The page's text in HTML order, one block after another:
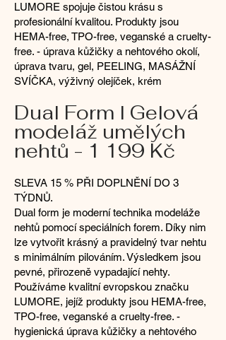
LUMORE spojuje čistou krásu s
profesionální kvalitou. Produkty jsou
HEMA-free, TPO-free, veganské a cruelty-
free. - úprava kůžičky a nehtového okolí,
úprava tvaru, gel, PEELING, MASÁŽNÍ
SVÍČKA, výživný olejíček, krém
Dual Form l Gelová
modeláž umělých
nehtů - 1 199 Kč
SLEVA 15 % PŘI DOPLNĚNÍ DO 3
TÝDNŮ.
Dual form je moderní technika modeláže
nehtů pomocí speciálních forem. Díky nim
lze vytvořit krásný a pravidelný tvar nehtu
s minimálním pilováním. Výsledkem jsou
pevné, přirozeně vypadající nehty.
Používáme kvalitní evropskou značku
LUMORE, jejíž produkty jsou HEMA-free,
TPO-free, veganské a cruelty-free. -
hygienická úprava kůžičky a nehtového